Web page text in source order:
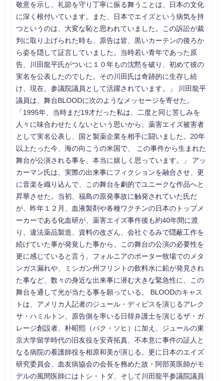
敬意を示し、礼節を守り丁寧に振る舞うことは、日本の文化
に深く根付いています。また、日本でエイズという病気を持
つというのは、大変な恥と思われていました。この訴訟が裁
判に取り上げられた時も、原告は皆、黒いカーテンの後ろか
ら姿を隠して証言していました。当時若い青年であった原
告、川田龍平氏がついに１０年もの沈黙を破り、初めて彼の
実名を公表したのでした。その川田氏は奇跡的に生存し続
け、現在、参議院議員として活躍されています。」 川田龍平
議員は、舞台BLOODに次のようなメッセージを寄せた。
「1995年、当時まだ19才だった私は、二度と同じ苦しみを
人々に味合わせたくないという思いから、薬害エイズ被害者
として実名公表し、国と製薬企業を相手に闘いました。20年
以上たった今、海の向こうの米国で、 この事件から生まれた
舞台が公演される事を、本当に嬉しく思っています。」 アッ
カーマン氏は、実際の出来事にフィクションを融合させ、更
に音楽を織り込んで、この舞台を劇的でユニークな作品へと
昇華させた。当初、福島の原発事故に触発されていた氏だ
が、昨年１２月、血液製剤や各種ワクチンの日本のトップメ
ーカーである化血研が、薬害エイズ事件後も約40年間に渡
り、違法薬品製造、資料の改ざん、会社ぐるみで隠蔽工作を
続けていた事が発覚した事から、この舞台の公演の必要性を
更に感じていると言う。フォルニアのポーター牧場でのメタ
ンガス漏れや、ミシガン州フリントの飲料水に鉛が発見され
た事など、数々の身近な出来事に潜む大きな緊急性に、この
舞台を通して光が当たる事を願っている。 BLOODのキャス
トは、アメリカ人記者のジュール・ディビスを演じるアレク
サ・ハミルトン、原告側を率いる日韓弁護士を演じるザ・ガ
レージ創設者、朴昭熙（パク・ソヒ）に加え、ジュールの東
京大学留学時代の旧友役を安斉拓真、不本意に事件の証人と
なる病院の看護師役を相原和美が演じる。更に日本のエイズ
研究委員会、血友病協会の会長を務めた故・阿部英医師がモ
デルの風間医師にはトシ・トダ、そして川田龍平参議院議員